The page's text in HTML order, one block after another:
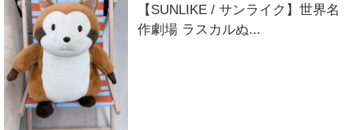
【SUNLIKE / サンライク】世界名
作劇場 ラスカルぬ...